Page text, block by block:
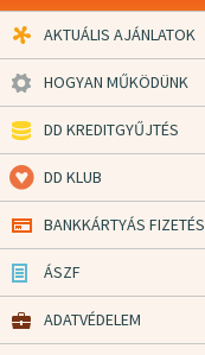
AKTUÁLIS AJÁNLATOK
HOGYAN MŰKÖDÜNK
DD KREDITGYŰJTÉS
DD KLUB
BANKKÁRTYÁS FIZETÉS
ÁSZF
ADATVÉDELEM